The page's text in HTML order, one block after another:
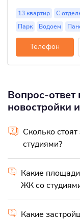
13 квартир С
Парк
Водоем
Телефон
Вопрос-ответ
новостройки
Сколько
студиями?
Какие
ЖК со
Какие